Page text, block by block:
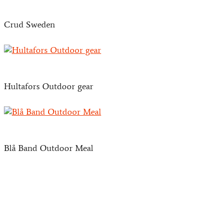
Crud Sweden
Hultafors Outdoor gear
Blå Band Outdoor Meal